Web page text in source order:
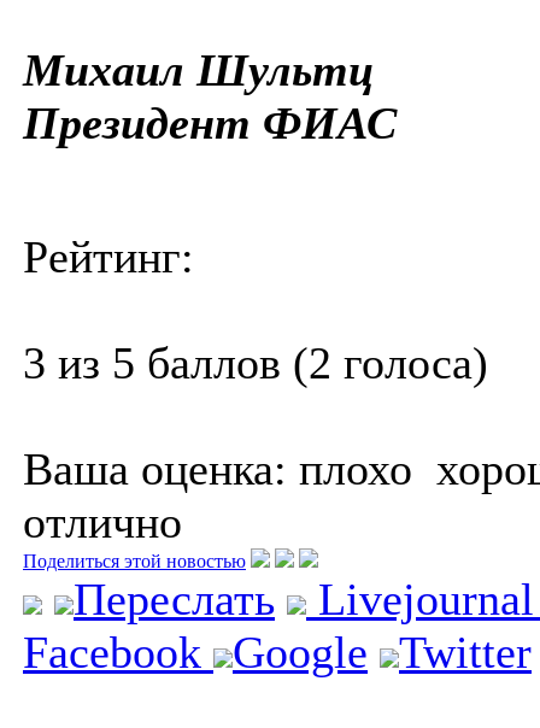
Михаил Шультц
Президент ФИАС
Рейтинг:
3 из 5 баллов (2 голоса)
Ваша оценка: плохо
отлично
Поделиться этой новостью
Переслать
Facebook
Google Twitter